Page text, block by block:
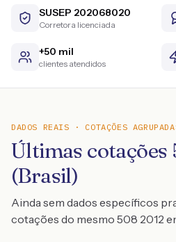
SUSEP 202068020
Corretora licenciada
+50 mil
clientes atendidos
DADOS REAIS · COTAÇÕES
Últimas cotações
(Brasil)
Ainda sem dados específicos
cotações do mesmo 508 2012